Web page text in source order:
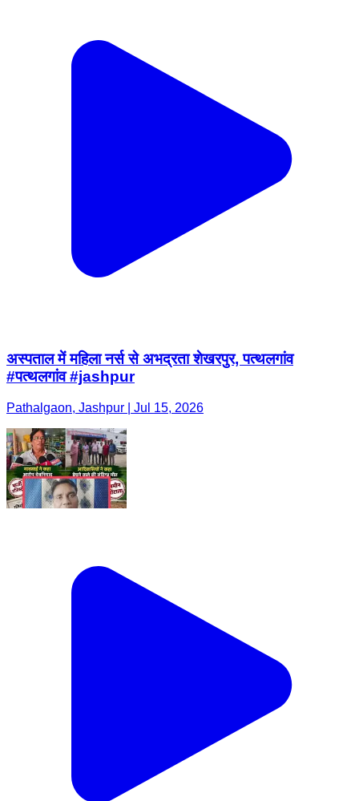
अस्पताल में महिला नर्स से अभद्रता शेखरपुर, पत्थलगांव
#पत्थलगांव #jashpur
Pathalgaon, Jashpur | Jul 15, 2026